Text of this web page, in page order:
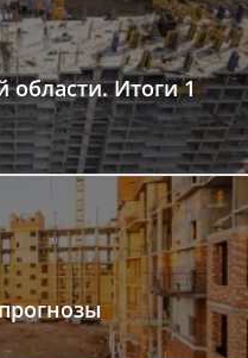
области. Итоги 1